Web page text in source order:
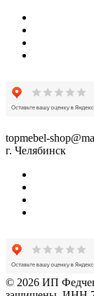
topmebel-
г. Челябинск
© 2026 ИП